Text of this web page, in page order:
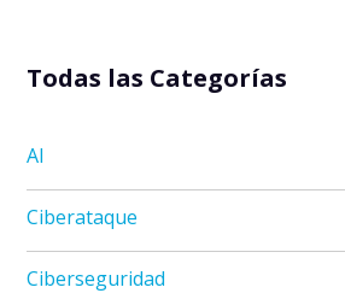
Todas las Categorías
AI
Ciberataque
Ciberseguridad